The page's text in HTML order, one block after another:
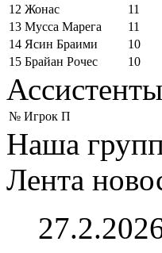
12 Жонас
11
13 Мусса Марега
11
14 Ясин Браими
10
15 Брайан Рочес 10
№ Игрок П
Наша
Лента